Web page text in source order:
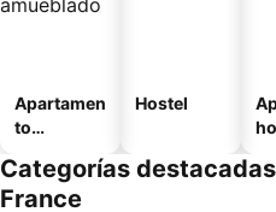
Apartamen
to
o
Hostel
Categorías
France